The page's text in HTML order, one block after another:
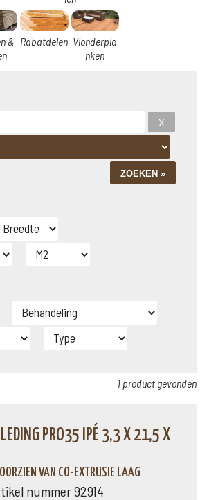
& Rabatdelen Vlonderpla
nken
1 product gevonden
PRO35 IPÉ 3,3 X 21,5 X
VAN CO-EXTRUSIE LAAG
nummer 92914